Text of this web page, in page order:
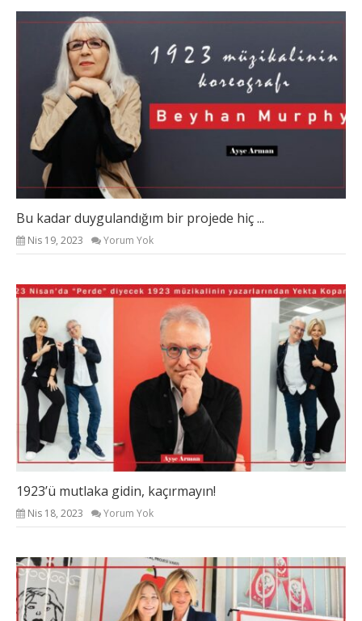
Bu kadar duygulandığım bir projede hiç ...
Nis 19, 2023 Yorum Yok
1923’ü mutlaka gidin, kaçırmayın!
Nis 18, 2023 Yorum Yok